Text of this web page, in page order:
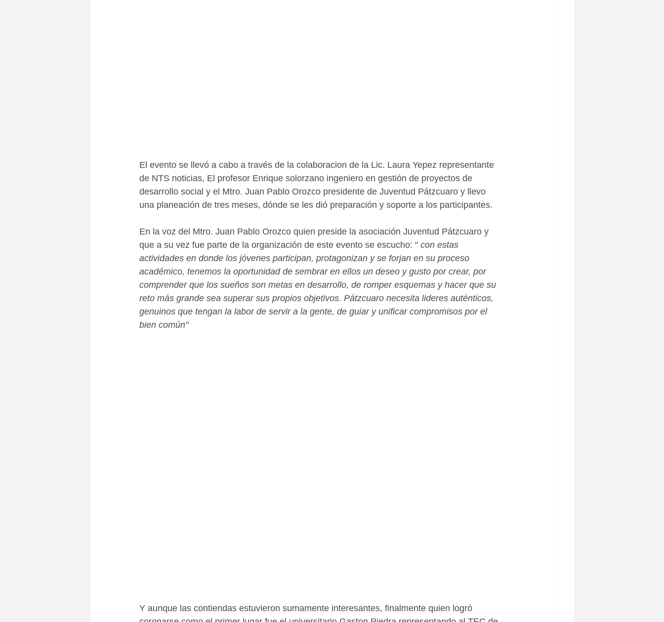
El evento se llevó a cabo a través de la colaboracion de la Lic. Laura Yepez representante
de NTS noticias, El profesor Enrique solorzano ingeniero en gestión de proyectos de
desarrollo social y el Mtro. Juan Pablo Orozco presidente de Juventud Pátzcuaro y llevo
una planeación de tres meses, dónde se les dió preparación y soporte a los participantes.
En la voz del Mtro. Juan Pablo Orozco quien preside la asociación Juventud Pátzcuaro y
que a su vez fue parte de la organización de este evento se escucho: " con estas
actividades en donde los jóvenes participan, protagonizan y se forjan en su proceso
académico, tenemos la oportunidad de sembrar en ellos un deseo y gusto por crear, por
comprender que los sueños son metas en desarrollo, de romper esquemas y hacer que su
reto más grande sea superar sus propios objetivos. Pátzcuaro necesita lideres auténticos,
genuinos que tengan la labor de servir a la gente, de guiar y unificar compromisos por el
bien común"
Y aunque las contiendas estuvieron sumamente interesantes, finalmente quien logró